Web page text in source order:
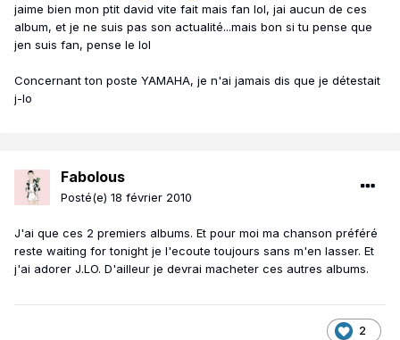
jaime bien mon ptit david vite fait mais fan lol, jai aucun de ces
album, et je ne suis pas son actualité...mais bon si tu pense que
jen suis fan, pense le lol
Concernant ton poste YAMAHA, je n'ai jamais dis que je détestait
j-lo
Fabolous
Posté(e) 18 février 2010
J'ai que ces 2 premiers albums. Et pour moi ma chanson préféré
reste waiting for tonight je l'ecoute toujours sans m'en lasser. Et
j'ai adorer J.LO. D'ailleur je devrai macheter ces autres albums.
2